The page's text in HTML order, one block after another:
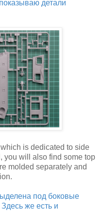
детали
is dedicated to side
you will also find some top
molded separately and
под боковые
же есть и